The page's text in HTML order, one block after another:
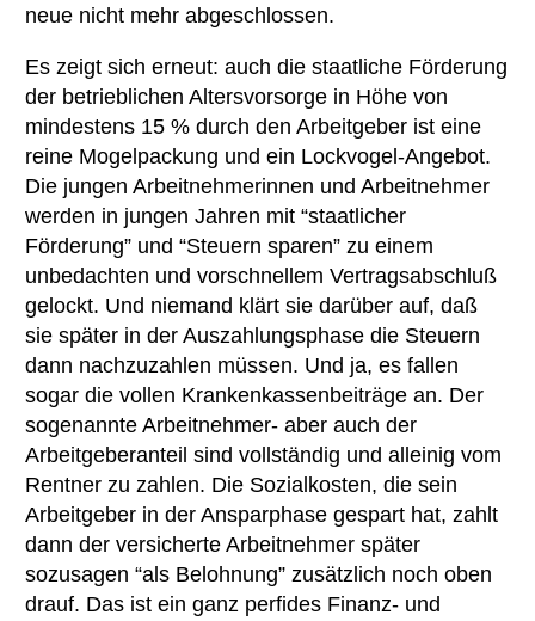
neue nicht mehr abgeschlossen.
Es zeigt sich erneut: auch die staatliche Förderung
der betrieblichen Altersvorsorge in Höhe von
mindestens 15 % durch den Arbeitgeber ist eine
reine Mogelpackung und ein Lockvogel-Angebot.
Die jungen Arbeitnehmerinnen und Arbeitnehmer
werden in jungen Jahren mit “staatlicher
Förderung” und “Steuern sparen” zu einem
unbedachten und vorschnellem Vertragsabschluß
gelockt. Und niemand klärt sie darüber auf, daß
sie später in der Auszahlungsphase die Steuern
dann nachzuzahlen müssen. Und ja, es fallen
sogar die vollen Krankenkassenbeiträge an. Der
sogenannte Arbeitnehmer- aber auch der
Arbeitgeberanteil sind vollständig und alleinig vom
Rentner zu zahlen. Die Sozialkosten, die sein
Arbeitgeber in der Ansparphase gespart hat, zahlt
dann der versicherte Arbeitnehmer später
sozusagen “als Belohnung” zusätzlich noch oben
drauf. Das ist ein ganz perfides Finanz- und